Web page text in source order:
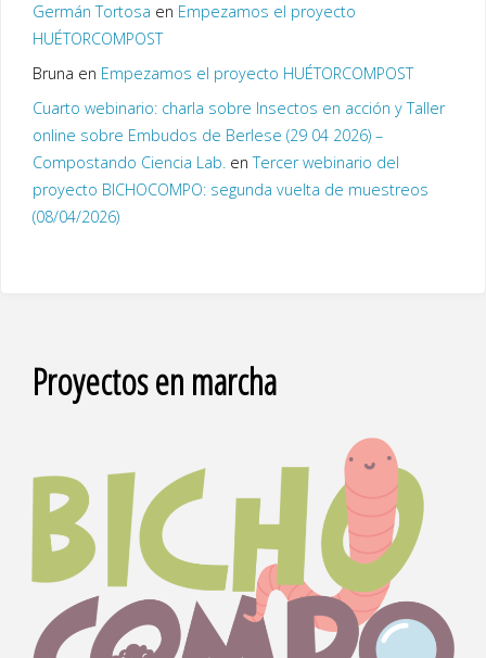
Germán Tortosa en Empezamos el proyecto
HUÉTORCOMPOST
Bruna en Empezamos el proyecto HUÉTORCOMPOST
Cuarto webinario: charla sobre Insectos en acción y Taller
online sobre Embudos de Berlese (29 04 2026) –
Compostando Ciencia Lab.enTercer webinario del
proyecto BICHOCOMPO: segunda vuelta de muestreos
(08/04/2026)
Proyectos en marcha